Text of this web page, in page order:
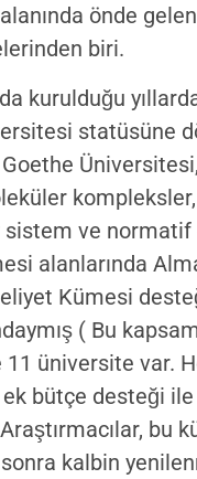
önde gelen
biri.
kurulduğu
statüsüne
Üniversitesi,
sistem ve normatif
alanlarında
Kümesi
( Bu
11 üniversite var.
bütçe desteği
bu
kalbin